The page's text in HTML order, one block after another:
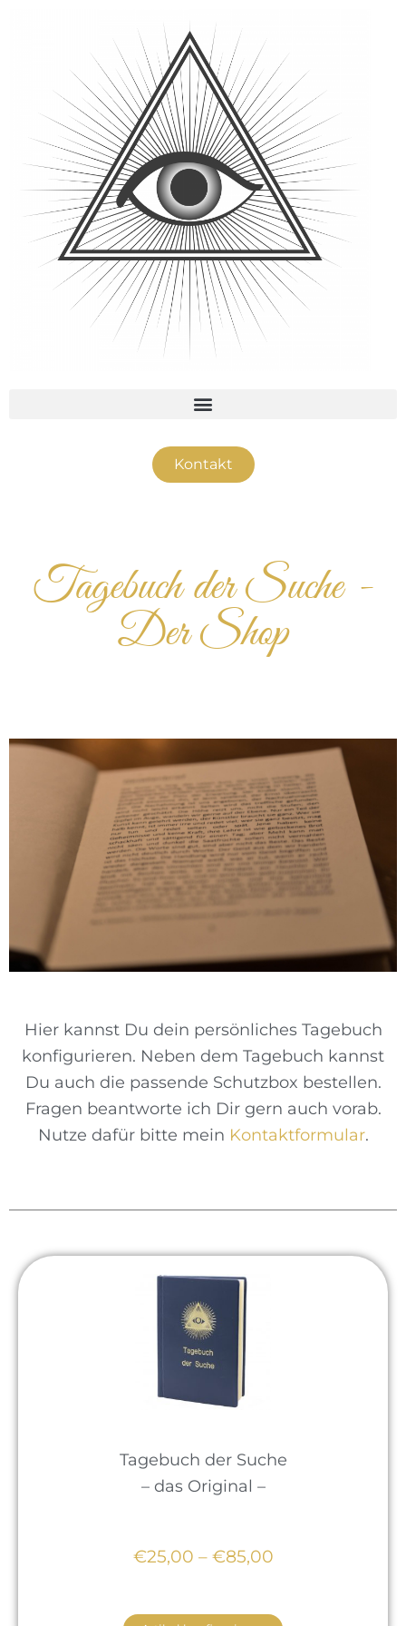
Kontakt
Tagebuch der Suche -
Der Shop
Hier kannst Du dein persönliches Tagebuch
konfigurieren. Neben dem Tagebuch kannst
Du auch die passende Schutzbox bestellen.
Fragen beantworte ich Dir gern auch vorab.
Nutze dafür bitte mein Kontaktformular.
Tagebuch der Suche
– das Original –
€25,00 – €85,00